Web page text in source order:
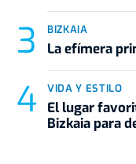
BIZKAIA
La efímera
VIDA Y ESTILO
El lugar
Bizkaia para